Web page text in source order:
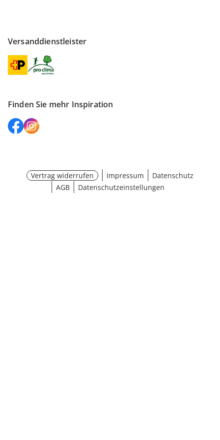
Versanddienstleister
Finden Sie mehr Inspiration
Vertrag widerrufen Impressum
Datenschutz
AGB
Datenschutzeinstellungen